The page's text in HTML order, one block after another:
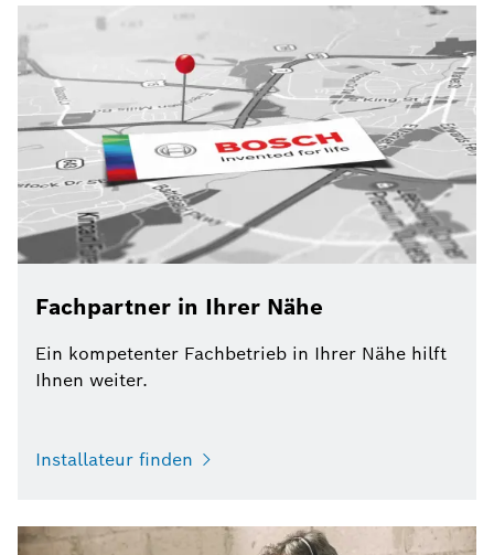
Fachpartner in Ihrer Nähe
Ein kompetenter Fachbetrieb in Ihrer Nähe hilft
Ihnen weiter.
Installateur finden